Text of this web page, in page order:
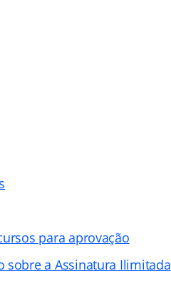
para aprovação
sobre a Assinatura Ilimitada